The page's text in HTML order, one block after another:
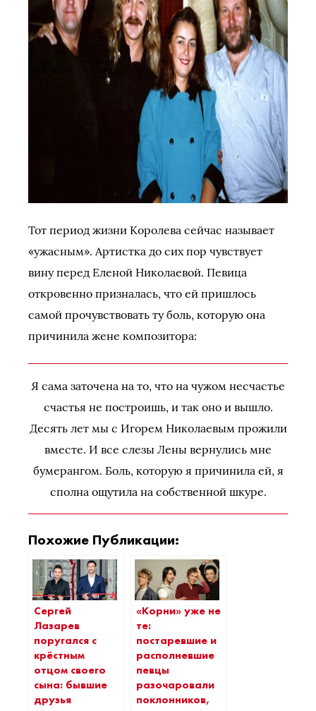
Тот период жизни Королева сейчас называет
«ужасным». Артистка до сих пор чувствует
вину перед Еленой Николаевой. Певица
откровенно призналась, что ей пришлось
самой прочувствовать ту боль, которую она
причинила жене композитора:
Я сама заточена на то, что на чужом несчастье
счастья не построишь, и так оно и вышло.
Десять лет мы с Игорем Николаевым прожили
вместе. И все слезы Лены вернулись мне
бумерангом. Боль, которую я причинила ей, я
сполна ощутила на собственной шкуре.
Похожие Публикации:
Сергей
Лазарев
поругался с
крёстным
отцом своего
сына: бывшие
друзья
«Корни» уже не
те:
постаревшие и
располневшие
певцы
разочаровали
поклонников,